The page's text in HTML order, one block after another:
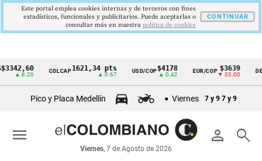
Cintillo
económicos
Colombia
COLCAP1621,34 pts USD/COP$4178
▲ 0.42
EUR/COP $3639
▼ 33.00
Pico y Placa Medellín Viernes 7 y 9 7 y 9
person search
Viernes, 7 de Agosto de 2026
menu
Este portal emplea cookies internas y de terceros con fines
estadísticos, funcionales y publicitarios. Puede aceptarlas o
consultar más en nuestra politica de cookies
CONTINUAR